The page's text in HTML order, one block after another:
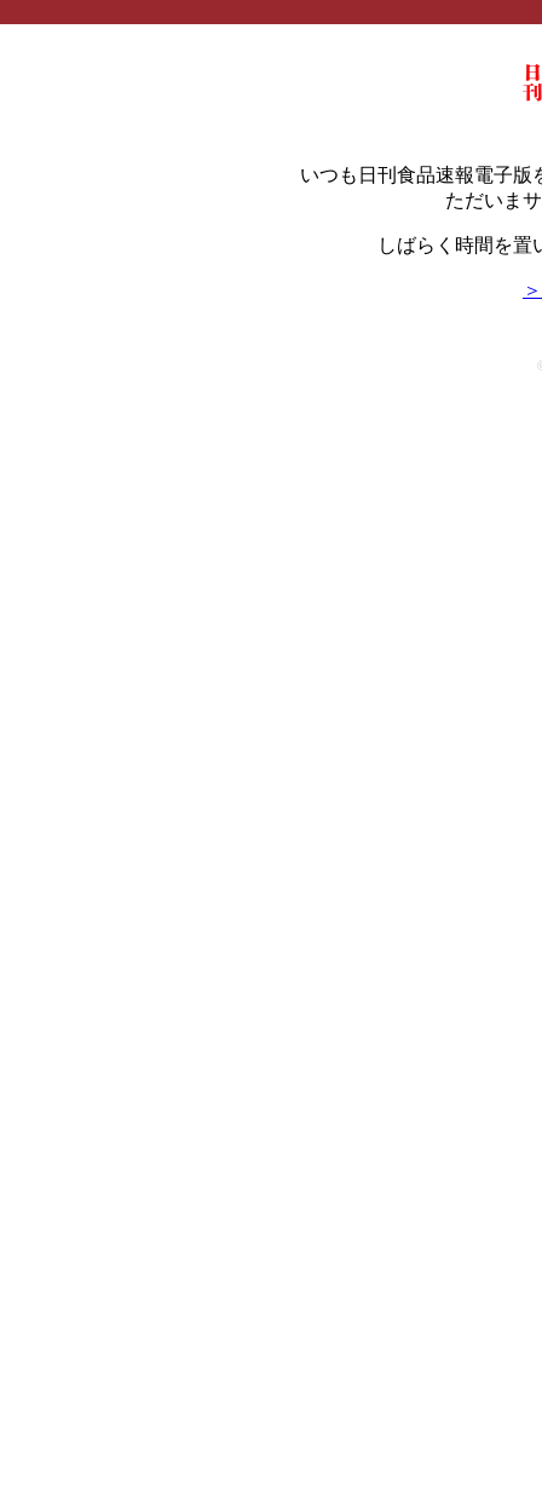
いつも日刊食品速報電子版
ただいま
しばらく時間を置